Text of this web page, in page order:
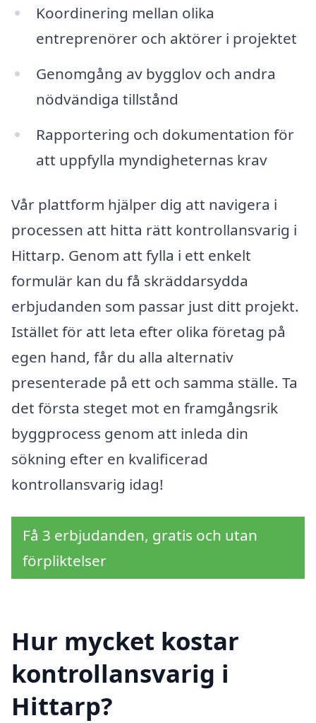
Koordinering mellan olika
entreprenörer och aktörer i projektet
Genomgång av bygglov och andra
nödvändiga tillstånd
Rapportering och dokumentation för
att uppfylla myndigheternas krav
Vår plattform hjälper dig att navigera i
processen att hitta rätt kontrollansvarig i
Hittarp. Genom att fylla i ett enkelt
formulär kan du få skräddarsydda
erbjudanden som passar just ditt projekt.
Istället för att leta efter olika företag på
egen hand, får du alla alternativ
presenterade på ett och samma ställe. Ta
det första steget mot en framgångsrik
byggprocess genom att inleda din
sökning efter en kvalificerad
kontrollansvarig idag!
Få 3 erbjudanden, gratis och utan
förpliktelser
Hur mycket kostar
kontrollansvarig i
Hittarp?